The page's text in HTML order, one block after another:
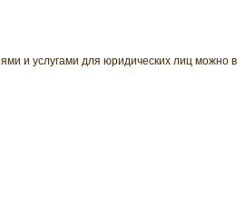
и услугами для юридических лиц можно в